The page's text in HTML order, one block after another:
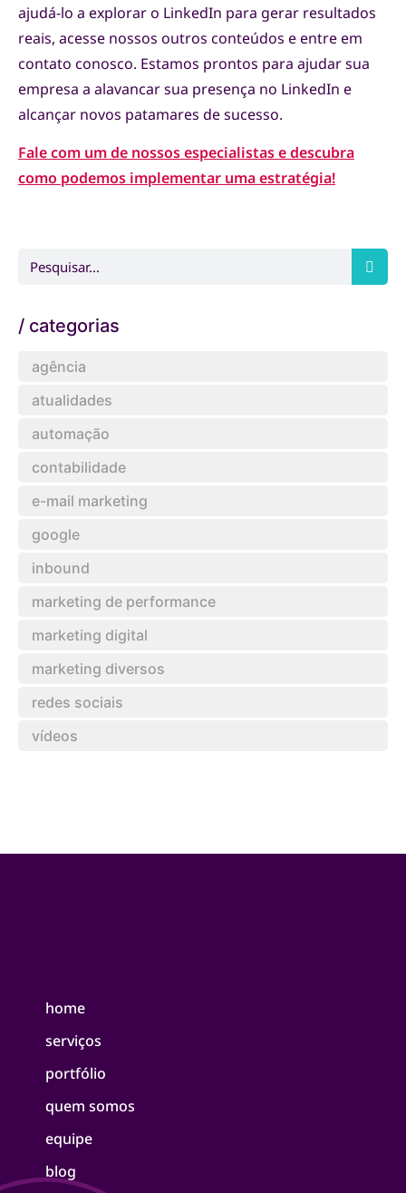
ajudá-lo a explorar o LinkedIn para gerar resultados
reais, acesse nossos outros conteúdos e entre em
contato conosco. Estamos prontos para ajudar sua
empresa a alavancar sua presença no LinkedIn e
alcançar novos patamares de sucesso.
Fale com um de nossos especialistas e descubra
como podemos implementar uma estratégia!
/ categorias
agência
atualidades
automação
contabilidade
e-mail marketing
google
inbound
marketing de performance
marketing digital
marketing diversos
redes sociais
vídeos
home
serviços
portfólio
quem somos
equipe
blog